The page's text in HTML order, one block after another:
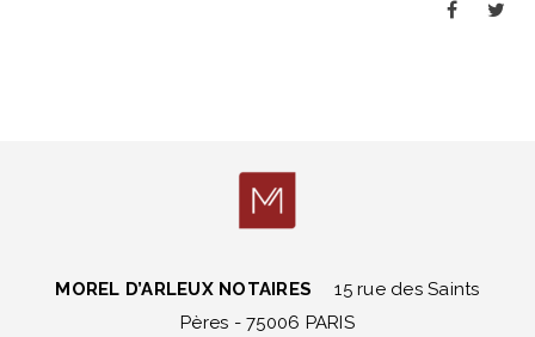
MOREL D’ARLEUX NOTAIRES
15 rue des Saints
Pères - 75006 PARIS